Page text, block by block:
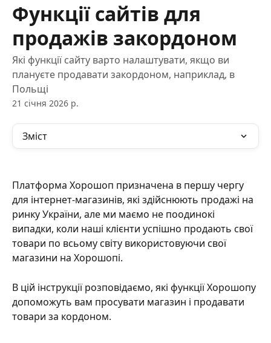
Функції сайтів для
продажів закордоном
Які функції сайту варто налаштувати, якщо ви
плануєте продавати закордоном, наприклад, в
Польщі
21 січня 2026 р.
Зміст
Платформа Хорошоп призначена в першу чергу
для інтернет-магазинів, які здійснюють продажі на
ринку України, але ми маємо не поодинокі
випадки, коли наші клієнти успішно продають свої
товари по всьому світу використовуючи свої
магазини на Хорошопі.
В цій інструкції розповідаємо, які функції Хорошопу
допоможуть вам просувати магазин і продавати
товари за кордоном.